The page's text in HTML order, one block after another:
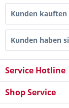
Kunden kauften
Kunden haben
Service Hotline
Shop Service